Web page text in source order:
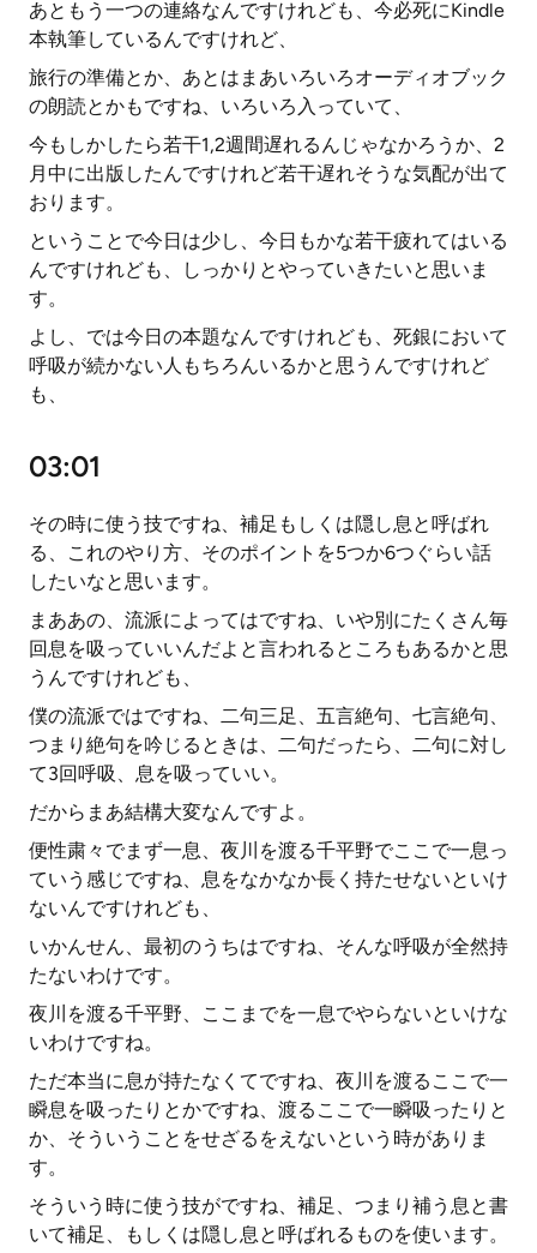
あともう一つの連絡なんですけれども、今必死にKindle
本執筆しているんですけれど、
旅行の準備とか、あとはまあいろいろオーディオブック
の朗読とかもですね、いろいろ入っていて、
今もしかしたら若干1,2週間遅れるんじゃなかろうか、2
月中に出版したんですけれど若干遅れそうな気配が出て
おります。
ということで今日は少し、今日もかな若干疲れてはいる
んですけれども、しっかりとやっていきたいと思いま
す。
よし、では今日の本題なんですけれども、死銀において
呼吸が続かない人もちろんいるかと思うんですけれど
も、
03:01
その時に使う技ですね、補足もしくは隠し息と呼ばれ
る、これのやり方、そのポイントを5つか6つぐらい話
したいなと思います。
まああの、流派によってはですね、いや別にたくさん毎
回息を吸っていいんだよと言われるところもあるかと思
うんですけれども、
僕の流派ではですね、二句三足、五言絶句、七言絶句、
つまり絶句を吟じるときは、二句だったら、二句に対し
て3回呼吸、息を吸っていい。
だからまあ結構大変なんですよ。
便性粛々でまず一息、夜川を渡る千平野でここで一息っ
ていう感じですね、息をなかなか長く持たせないといけ
ないんですけれども、
いかんせん、最初のうちはですね、そんな呼吸が全然持
たないわけです。
夜川を渡る千平野、ここまでを一息でやらないといけな
いわけですね。
ただ本当に息が持たなくてですね、夜川を渡るここで一
瞬息を吸ったりとかですね、渡るここで一瞬吸ったりと
か、そういうことをせざるをえないという時がありま
す。
そういう時に使う技がですね、補足、つまり補う息と書
いて補足、もしくは隠し息と呼ばれるものを使います。